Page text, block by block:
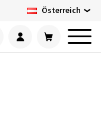
Österreich